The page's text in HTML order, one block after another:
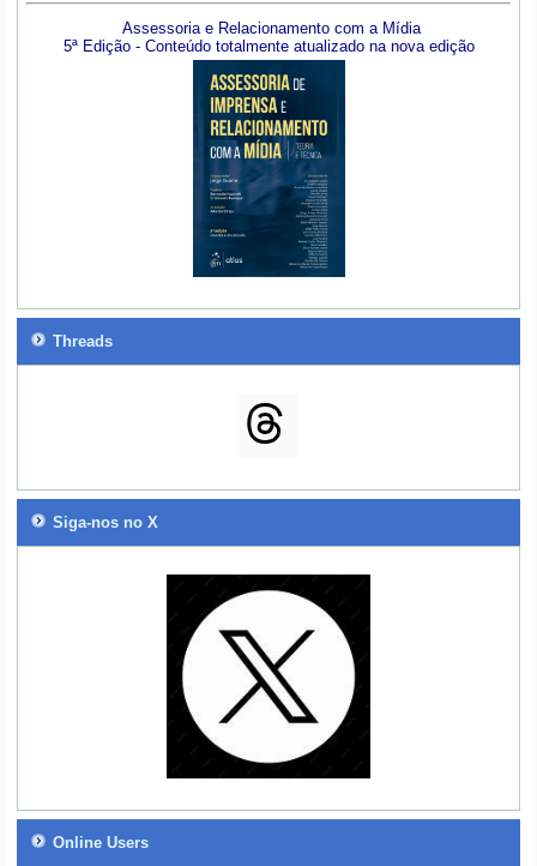
Assessoria e Relacionamento com a Mídia
5ª Edição - Conteúdo totalmente atualizado na nova edição
Threads
Siga-nos no X
Online Users